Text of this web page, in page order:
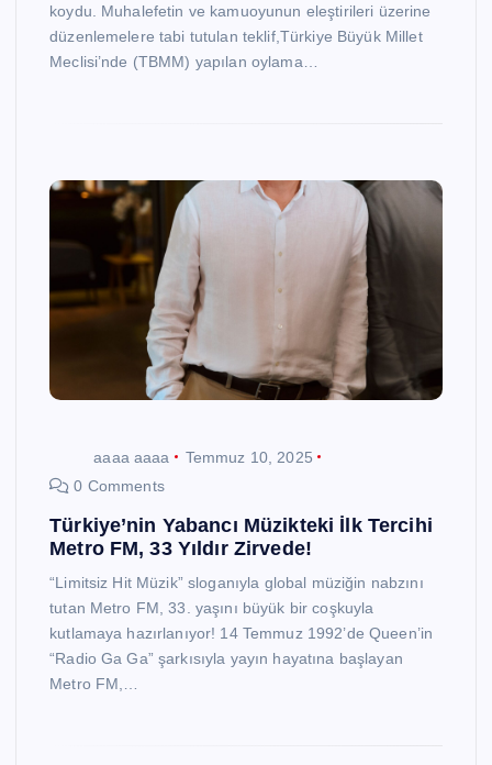
koydu. Muhalefetin ve kamuoyunun eleştirileri üzerine
düzenlemelere tabi tutulan teklif,Türkiye Büyük Millet
Meclisi’nde (TBMM) yapılan oylama…
aaaa aaaa
Temmuz 10, 2025
0 Comments
Türkiye’nin Yabancı Müzikteki İlk Tercihi
Metro FM, 33 Yıldır Zirvede!
“Limitsiz Hit Müzik” sloganıyla global müziğin nabzını
tutan Metro FM, 33. yaşını büyük bir coşkuyla
kutlamaya hazırlanıyor! 14 Temmuz 1992’de Queen’in
“Radio Ga Ga” şarkısıyla yayın hayatına başlayan
Metro FM,…